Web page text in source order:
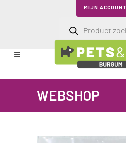
zoeken
MIJN ACCOUNT
WEBSHOP